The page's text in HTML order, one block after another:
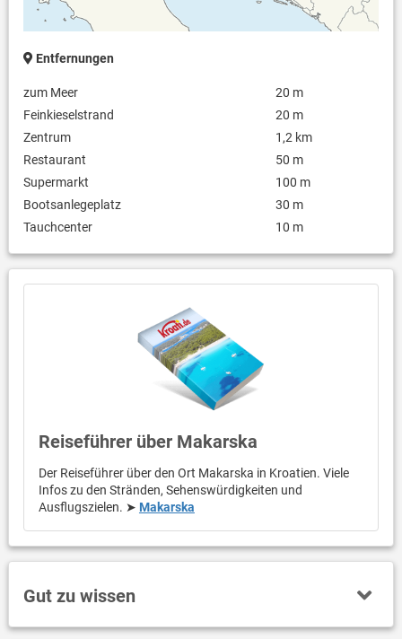
Entfernungen
zum Meer
20 m
Feinkieselstrand
20 m
Zentrum
1,2 km
Restaurant
50 m
Supermarkt
100 m
Bootsanlegeplatz
30 m
Tauchcenter
10 m
Reiseführer über Makarska
Der Reiseführer über den Ort Makarska in Kroatien. Viele
Infos zu den Stränden, Sehenswürdigkeiten und
Ausflugszielen. ➤ Makarska
Gut zu wissen